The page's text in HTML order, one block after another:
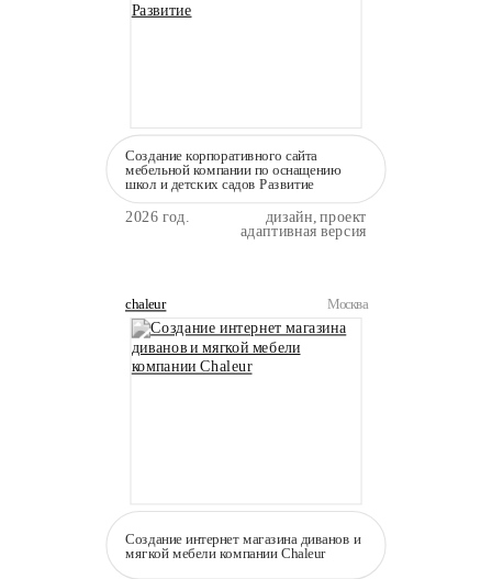
Создание корпоративного сайта
мебельной компании по оснащению
школ и детских садов Развитие
2026 год. дизайн, проект
адаптивная версия
chaleur Москва
Создание интернет магазина диванов и
мягкой мебели компании Сhaleur